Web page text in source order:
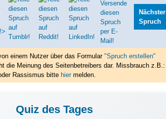
Nächster
Spruch
einem Nutzer über das Formular"Spruch erstellen"
die Meinung des Seitenbetreibers dar. Missbrauch z.B.:
Rassismus bitte hiermelden.
Quiz des Tages